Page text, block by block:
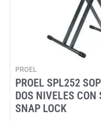
PROEL
PROEL SPL252
DOS NIVELES
SNAP LOCK